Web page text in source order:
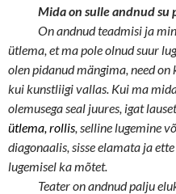
Mida on sulle andnud su
On andnud teadmisi ja
ütlema, et ma pole olnud suur
olen pidanud mängima, need
kui kunstliigi vallas. Kui ma
olemusega seal juures, igat
ütlema, rollis , selline lugemine
diagonaalis, sisse elamata ja
lugemisel ka mõtet.
Teater on andnud palju